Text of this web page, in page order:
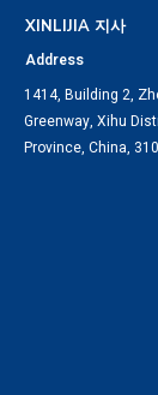
XINLIJIA 지사
Address
1414, Building 2,
Greenway, Xihu
Province, China,